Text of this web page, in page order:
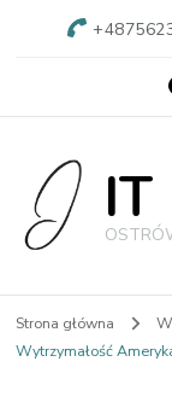
IT
Strona główna
Wytrzymałość